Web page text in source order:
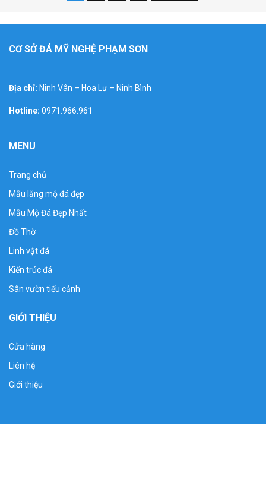
Mẫu nghê đá đẹp sư tử kỳ lân phong thuỷ canh cổng
CƠ SỞ ĐÁ MỸ NGHỆ PHẠM SƠN
Địa chỉ: Ninh Vân – Hoa Lư – Ninh Bình
Hotline: 0971.966.961
MENU
Trang chủ
Mẫu lăng mộ đá đẹp
Mẫu Mộ Đá Đẹp Nhất
Đồ Thờ
Linh vật đá
Kiến trúc đá
Sân vườn tiểu cảnh
GIỚI THIỆU
Cửa hàng
Liên hệ
Giới thiệu